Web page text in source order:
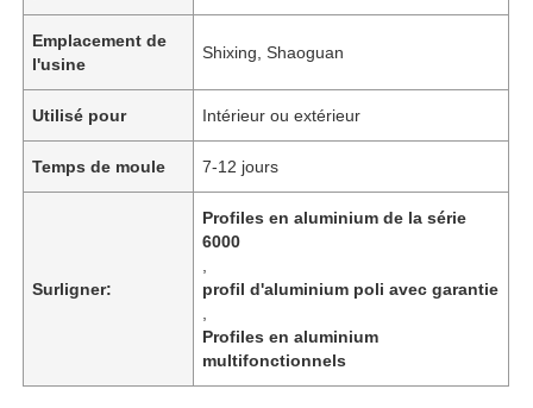
Emplacement de
l'usine
Shixing, Shaoguan
Utilisé pour Intérieur ou extérieur
Temps de moule 7-12 jours
Surligner:
Profiles en aluminium de la série
6000
profil d'aluminium poli avec garantie
Profiles en aluminium
multifonctionnels